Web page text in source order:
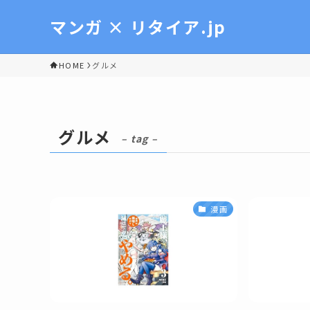
マンガ × リタイア.jp
HOME グルメ
グルメ – tag –
漫画